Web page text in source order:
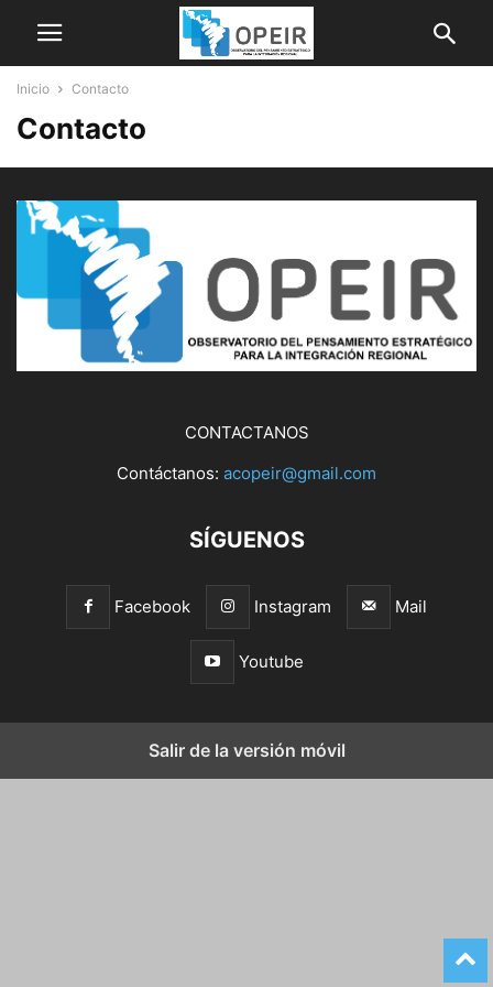
Inicio Contacto
Contacto
CONTACTANOS
Contáctanos: acopeir@gmail.com
SÍGUENOS
Facebook Instagram Mail
Youtube
Salir de la versión móvil